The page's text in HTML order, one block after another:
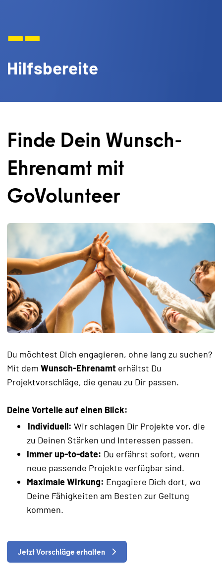
--
Hilfsbereite
Finde Dein Wunsch-
Ehrenamt mit
GoVolunteer
Du möchtest Dich engagieren, ohne lang zu suchen?
Mit dem Wunsch-Ehrenamt erhältst Du
Projektvorschläge, die genau zu Dir passen.
Deine Vorteile auf einen Blick:
Individuell: Wir schlagen Dir Projekte vor, die
zu Deinen Stärken und Interessen passen.
Immer up-to-date: Du erfährst sofort, wenn
neue passende Projekte verfügbar sind.
Maximale Wirkung: Engagiere Dich dort, wo
Deine Fähigkeiten am Besten zur Geltung
kommen.
Jetzt Vorschläge erhalten